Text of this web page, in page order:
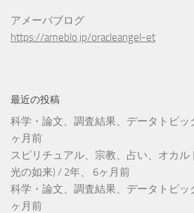
アメーバブログ
https://ameblo.jp/oracleangel-et
最近の投稿
科学・論文、調査結果、データトピッ
ヶ月前
スピリチュアル、宗教、占い、オカル
光の如来) / 2年、 6ヶ月前
科学・論文、調査結果、データトピッ
ヶ月前